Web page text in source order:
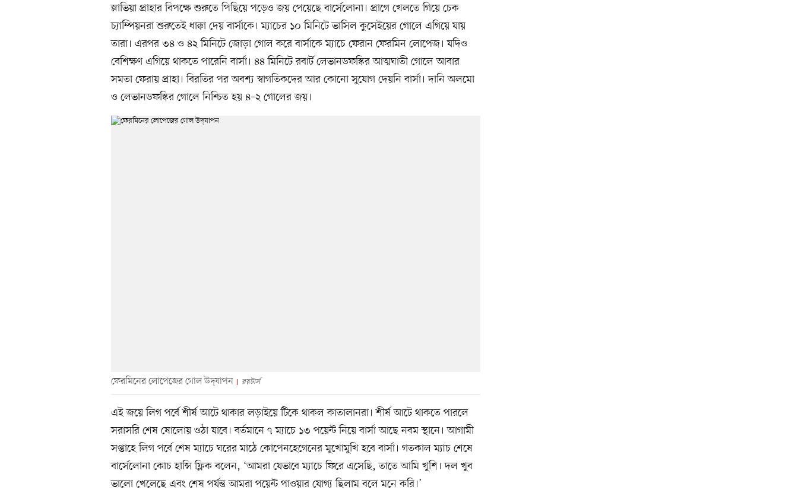
স্লাভিয়া প্রাহার বিপক্ষে শুরুতে পিছিয়ে পড়েও জয় পেয়েছে বার্সেলোনা। প্রাগে খেলতে গিয়ে চেক
চ্যাম্পিয়নরা শুরুতেই ধাক্কা দেয় বার্সাকে। ম্যাচের ১০ মিনিটে ভাসিল কুসেইয়ের গোলে এগিয়ে যায়
তারা। এরপর ৩৪ ও ৪২ মিনিটে জোড়া গোল করে বার্সাকে ম্যাচে ফেরান ফেরমিন লোপেজ। যদিও
বেশিক্ষণ এগিয়ে থাকতে পারেনি বার্সা। ৪৪ মিনিটে রবার্ট লেভানডফস্কির আত্মঘাতী গোলে আবার
সমতা ফেরায় প্রাহা। বিরতির পর অবশ্য স্বাগতিকদের আর কোনো সুযোগ দেয়নি বার্সা। দানি অলমো
ও লেভানডফস্কির গোলে নিশ্চিত হয় ৪–২ গোলের জয়।
ফেরমিনের লোপেজের গোল উদ্‌যাপন রয়টার্স
এই জয়ে লিগ পর্বে শীর্ষ আটে থাকার লড়াইয়ে টিকে থাকল কাতালানরা। শীর্ষ আটে থাকতে পারলে
সরাসরি শেষ ষোলোয় ওঠা যাবে। বর্তমানে ৭ ম্যাচে ১৩ পয়েন্ট নিয়ে বার্সা আছে নবম স্থানে। আগামী
সপ্তাহে লিগ পর্বে শেষ ম্যাচে ঘরের মাঠে কোপেনহেগেনের মুখোমুখি হবে বার্সা। গতকাল ম্যাচ শেষে
বার্সেলোনা কোচ হান্সি ফ্লিক বলেন, ‘আমরা যেভাবে ম্যাচে ফিরে এসেছি, তাতে আমি খুশি। দল খুব
ভালো খেলেছে এবং শেষ পর্যন্ত আমরা পয়েন্ট পাওয়ার যোগ্য ছিলাম বলে মনে করি।’